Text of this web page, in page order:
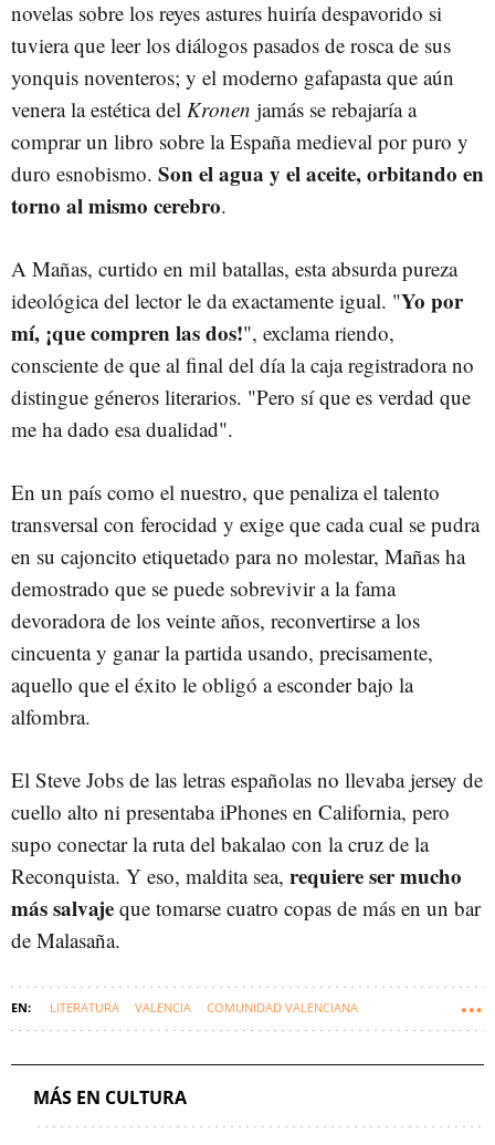
novelas sobre los reyes astures huiría despavorido si
tuviera que leer los diálogos pasados de rosca de sus
yonquis noventeros; y el moderno gafapasta que aún
venera la estética del Kronen jamás se rebajaría a
comprar un libro sobre la España medieval por puro y
duro esnobismo. Son el agua y el aceite, orbitando en
torno al mismo cerebro.
A Mañas, curtido en mil batallas, esta absurda pureza
ideológica del lector le da exactamente igual. "Yo por
mí, ¡que compren las dos!", exclama riendo,
consciente de que al final del día la caja registradora no
distingue géneros literarios. "Pero sí que es verdad que
me ha dado esa dualidad".
En un país como el nuestro, que penaliza el talento
transversal con ferocidad y exige que cada cual se pudra
en su cajoncito etiquetado para no molestar, Mañas ha
demostrado que se puede sobrevivir a la fama
devoradora de los veinte años, reconvertirse a los
cincuenta y ganar la partida usando, precisamente,
aquello que el éxito le obligó a esconder bajo la
alfombra.
El Steve Jobs de las letras españolas no llevaba jersey de
cuello alto ni presentaba iPhones en California, pero
supo conectar la ruta del bakalao con la cruz de la
Reconquista. Y eso, maldita sea, requiere ser mucho
más salvaje que tomarse cuatro copas de más en un bar
de Malasaña.
LITERATURA VALENCIA COMUNIDAD VALENCIANA
MÁS EN CULTURA